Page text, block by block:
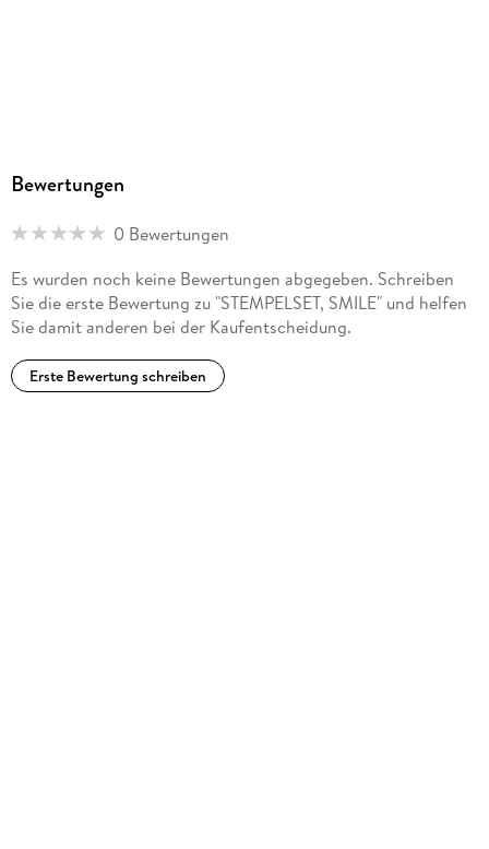
Bewertungen
0 Bewertungen
Es wurden noch keine Bewertungen abgegeben. Schreiben
Sie die erste Bewertung zu "STEMPELSET, SMILE" und helfen
Sie damit anderen bei der Kaufentscheidung.
Erste Bewertung schreiben